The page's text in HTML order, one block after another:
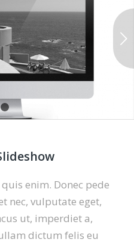
Next
quis enim. Donec pede
nec, vulputate eget,
ut, imperdiet a,
dictum felis eu